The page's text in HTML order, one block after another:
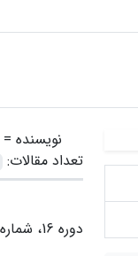
نویسنده =
تعداد مقالات:
دوره 16، شماره 2، پاییز 1397